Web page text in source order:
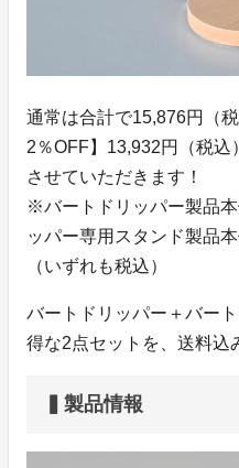
通常は合計で15,876円（
2％OFF】13,932円（税
させていただきます！
※バートドリッパー製品
ッパー専用スタンド製品
（いずれも税込）
バートドリッパー＋バー
得な2点セットを、送料込
▍製品情報